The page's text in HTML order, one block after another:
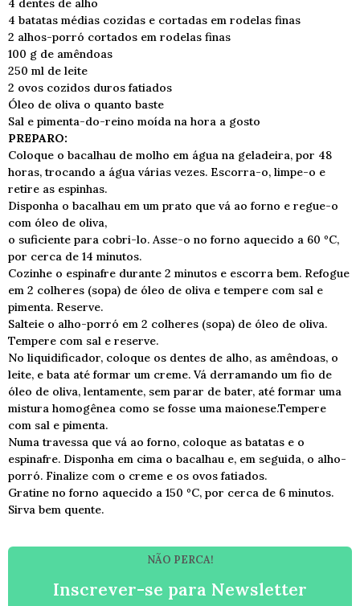
4 dentes de alho
4 batatas médias cozidas e cortadas em rodelas finas
2 alhos-porró cortados em rodelas finas
100 g de amêndoas
250 ml de leite
2 ovos cozidos duros fatiados
Óleo de oliva o quanto baste
Sal e pimenta-do-reino moída na hora a gosto
PREPARO:
Coloque o bacalhau de molho em água na geladeira, por 48
horas, trocando a água várias vezes. Escorra-o, limpe-o e
retire as espinhas.
Disponha o bacalhau em um prato que vá ao forno e regue-o
com óleo de oliva,
o suficiente para cobri-lo. Asse-o no forno aquecido a 60 ºC,
por cerca de 14 minutos.
Cozinhe o espinafre durante 2 minutos e escorra bem. Refogue
em 2 colheres (sopa) de óleo de oliva e tempere com sal e
pimenta. Reserve.
Salteie o alho-porró em 2 colheres (sopa) de óleo de oliva.
Tempere com sal e reserve.
No liquidificador, coloque os dentes de alho, as amêndoas, o
leite, e bata até formar um creme. Vá derramando um fio de
óleo de oliva, lentamente, sem parar de bater, até formar uma
mistura homogênea como se fosse uma maionese.Tempere
com sal e pimenta.
Numa travessa que vá ao forno, coloque as batatas e o
espinafre. Disponha em cima o bacalhau e, em seguida, o alho-
porró. Finalize com o creme e os ovos fatiados.
Gratine no forno aquecido a 150 ºC, por cerca de 6 minutos.
Sirva bem quente.
NÃO PERCA!
Inscrever-se para Newsletter